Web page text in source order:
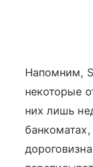
Напомним,
некоторые
них лишь